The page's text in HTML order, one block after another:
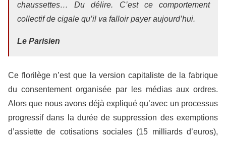
chaussettes… Du délire. C’est ce comportement
collectif de cigale qu’il va falloir payer aujourd’hui.
Le Parisien
Ce florilège n’est que la version capitaliste de la fabrique
du consentement organisée par les médias aux ordres.
Alors que nous avons déjà expliqué qu’avec un processus
progressif dans la durée de suppression des exemptions
d’assiette de cotisations sociales (15 milliards d’euros),